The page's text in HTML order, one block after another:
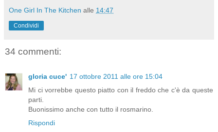
One Girl In The Kitchen alle 14:47
Condividi
34 commenti:
gloria cuce' 17 ottobre 2011 alle ore 15:04
Mi ci vorrebbe questo piatto con il freddo che c'è da queste
parti.
Buonissimo anche con tutto il rosmarino.
Rispondi